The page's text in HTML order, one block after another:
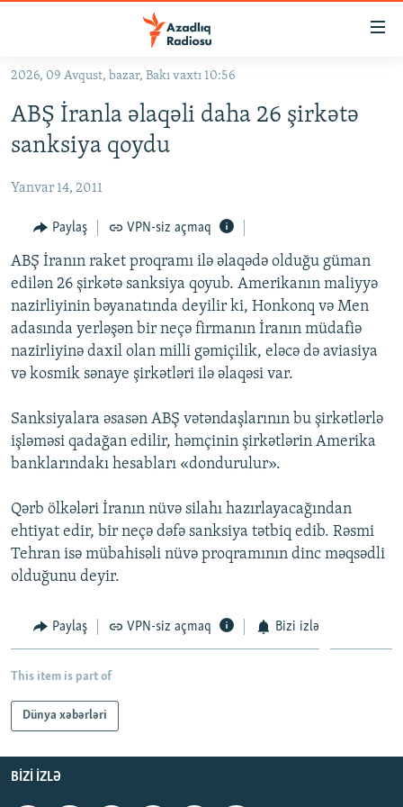
Əsas
qayıt
Əsas
naviqasiyaya
qayıt
#İZAHLA
KORRUPSIOMETR
#ƏSLINDƏ
FƏRQƏ BAX
QANUNI DOĞRU
ARAŞDIRMA
MULTIMEDIA
VIDEO
İNFOQRAFIKA
KARIKATURA
RADIO ARXIV
AZƏRBAYCAN ƏDƏBIYYATI KITABXANASI
İSLAM VƏ DEMOKRATIYA
MISSIYAMIZ
PEŞƏ ETIKASI VƏ JURNALISTIKA STANDARTLARIMIZ
AZADLIQRADIOSU MOBIL TELEFONUNUZDA
BIZIMLƏ ƏLAQƏ
XƏBƏR BÜLLETENLƏRIMIZ
BIZI IZLƏ
RFE/RL-in bütün saytları
2026, 09 Avqust, bazar, Bakı vaxtı 10:56
ABŞ İranla əlaqəli daha 26 şirkətə
sanksiya qoydu
Yanvar 14, 2011
Paylaş VPN-siz açmaq
ABŞ İranın raket proqramı ilə əlaqədə olduğu güman
edilən 26 şirkətə sanksiya qoyub. Amerikanın maliyyə
nazirliyinin bəyanatında deyilir ki, Honkonq və Men
adasında yerləşən bir neçə firmanın İranın müdafiə
nazirliyinə daxil olan milli gəmiçilik, eləcə də aviasiya
və kosmik sənaye şirkətləri ilə əlaqəsi var.
Sanksiyalara əsasən ABŞ vətəndaşlarının bu şirkətlərlə
işləməsi qadağan edilir, həmçinin şirkətlərin Amerika
banklarındakı hesabları «dondurulur».
Qərb ölkələri İranın nüvə silahı hazırlayacağından
ehtiyat edir, bir neçə dəfə sanksiya tətbiq edib. Rəsmi
Tehran isə mübahisəli nüvə proqramının dinc məqsədli
olduğunu deyir.
Paylaş VPN-siz açmaq Bizi izlə
This item is part of
Dünya xəbərləri
BIZI IZLƏ